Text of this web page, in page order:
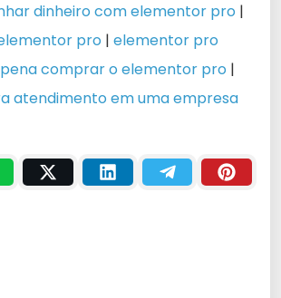
dinheiro com elementor pro |
pro | elementor pro
comprar o elementor pro |
atendimento em uma empresa